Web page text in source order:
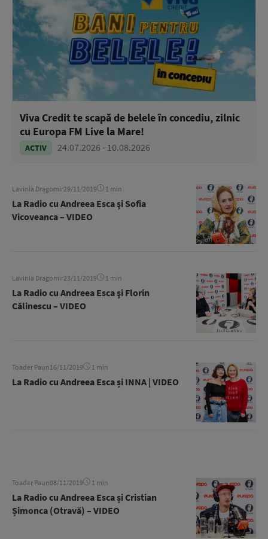
Viva Credit te scapă de belele în concediu, zilnic
cu Europa FM Live la Mare!
ACTIV 24.07.2026 - 10.08.2026
Lavinia Dragomir29/11/2019 1 min
La Radio cu Andreea Esca şi Sofia
Vicoveanca – VIDEO
Lavinia Dragomir23/11/2019 1 min
La Radio cu Andreea Esca şi Florin
Călinescu – VIDEO
Toader Paun16/11/2019 1 min
La Radio cu Andreea Esca și INNA | VIDEO
Toader Paun08/11/2019 1 min
La Radio cu Andreea Esca și Cristian
Șimonca (Otravă) – VIDEO